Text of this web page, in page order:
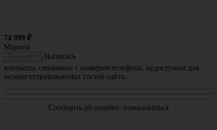
74 999 ₽
Марина
Написать
контакты, связанные с номером телефона, недоступны для
незарегистрированных гостей сайта.
Сообщить об ошибке, пожаловаться